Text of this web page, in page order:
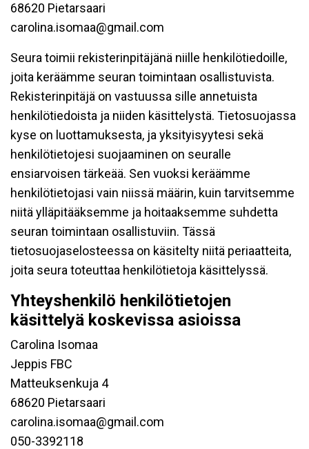
68620 Pietarsaari
carolina.isomaa@gmail.com
Seura toimii rekisterinpitäjänä niille henkilötiedoille,
joita keräämme seuran toimintaan osallistuvista.
Rekisterinpitäjä on vastuussa sille annetuista
henkilötiedoista ja niiden käsittelystä. Tietosuojassa
kyse on luottamuksesta, ja yksityisyytesi sekä
henkilötietojesi suojaaminen on seuralle
ensiarvoisen tärkeää. Sen vuoksi keräämme
henkilötietojasi vain niissä määrin, kuin tarvitsemme
niitä ylläpitääksemme ja hoitaaksemme suhdetta
seuran toimintaan osallistuviin. Tässä
tietosuojaselosteessa on käsitelty niitä periaatteita,
joita seura toteuttaa henkilötietoja käsittelyssä.
Yhteyshenkilö henkilötietojen
käsittelyä koskevissa asioissa
Carolina Isomaa
Jeppis FBC
Matteuksenkuja 4
68620 Pietarsaari
carolina.isomaa@gmail.com
050-3392118